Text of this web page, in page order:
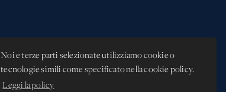
Noi e terze parti selezionate utilizziamo cookie o
tecnologie simili come specificato nella cookie policy.
Leggi la policy